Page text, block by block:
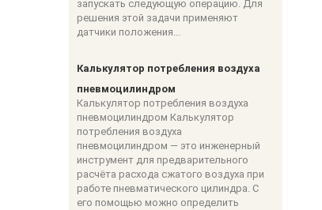
запускать следующую операцию. Для
решения этой задачи применяют
датчики положения...
Калькулятор потребления воздуха
пневмоцилиндром
Калькулятор потребления воздуха
пневмоцилиндром Калькулятор
потребления воздуха
пневмоцилиндром — это инженерный
инструмент для предварительного
расчёта расхода сжатого воздуха при
работе пневматического цилиндра. С
его помощью можно определить